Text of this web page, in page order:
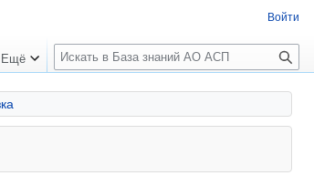
Войти
Ещё
П
о
и
с
к